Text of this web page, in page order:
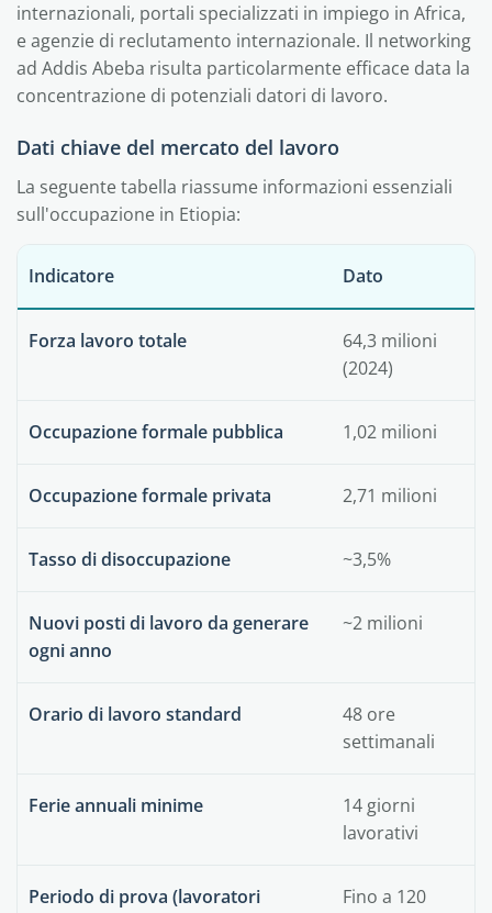
internazionali, portali specializzati in impiego in Africa,
e agenzie di reclutamento internazionale. Il networking
ad Addis Abeba risulta particolarmente efficace data la
concentrazione di potenziali datori di lavoro.
Dati chiave del mercato del lavoro
La seguente tabella riassume informazioni essenziali
sull'occupazione in Etiopia:
Indicatore Dato
Forza lavoro totale
64,3 milioni
(2024)
Occupazione formale pubblica 1,02 milioni
Occupazione formale privata 2,71 milioni
Tasso di disoccupazione ~3,5%
Nuovi posti di lavoro da generare
ogni anno
~2 milioni
Orario di lavoro standard
48 ore
settimanali
Ferie annuali minime
14 giorni
lavorativi
Periodo di prova (lavoratori
Fino a 120